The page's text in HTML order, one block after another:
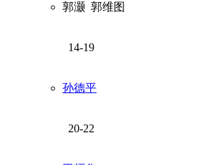
郭灏 郭维图
14-19
孙德平
20-22